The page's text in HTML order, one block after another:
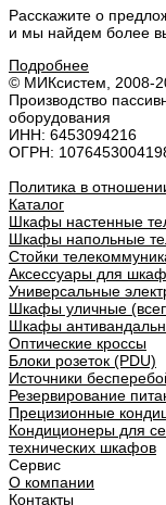
Расскажите о
и мы найдем более
Подробнее
© МИКсистем, 2008-
Производство
оборудования
ИНН: 6453094216
ОГРН:
Политика в
Каталог
Шкафы настенные
Шкафы напольные
Стойки
Аксессуары для
Универсальные
Шкафы уличные
Шкафы
Оптические кроссы
Блоки розеток (PDU)
Источники
Резервирование
Прецизионные
Кондиционеры для
технических шкафов
Сервис
О компании
Контакты